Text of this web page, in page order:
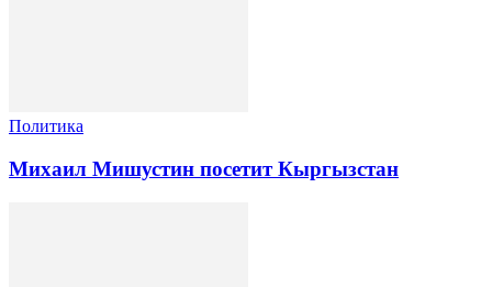
Политика
Михаил Мишустин посетит Кыргызстан